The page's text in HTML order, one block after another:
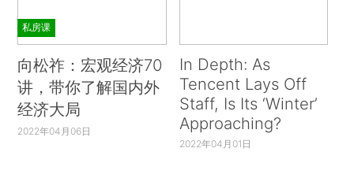
私房课
向松祚：宏观经济70
讲，带你了解国内外
经济大局
2022年04月06日
In Depth: As
Tencent Lays Off
Staff, Is Its ‘Winter’
Approaching?
2022年04月01日